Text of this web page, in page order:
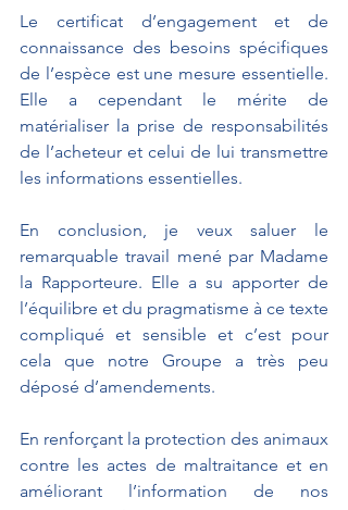
Le certificat d’engagement et de
connaissance des besoins spécifiques
de l’espèce est une mesure essentielle.
Elle a cependant le mérite de
matérialiser la prise de responsabilités
de l’acheteur et celui de lui transmettre
les informations essentielles.
En conclusion, je veux saluer le
remarquable travail mené par Madame
la Rapporteure. Elle a su apporter de
l’équilibre et du pragmatisme à ce texte
compliqué et sensible et c’est pour
cela que notre Groupe a très peu
déposé d’amendements.
En renforçant la protection des animaux
contre les actes de maltraitance et en
améliorant l’information de nos